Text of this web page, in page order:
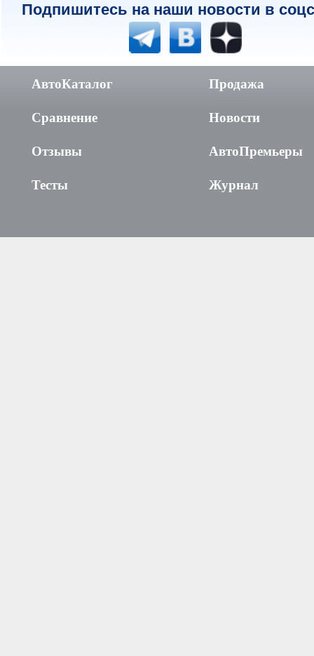
Подпишитесь на наши новости в
АвтоКаталог
Сравнение
Отзывы
Тесты
Продажа
Новости
АвтоПремьеры
Журнал